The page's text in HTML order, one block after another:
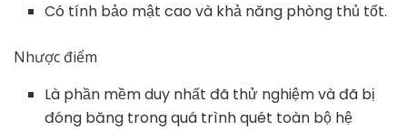
Có tính bảo mật cao và khả năng phòng thủ tốt.
Nhược điểm
Là phần mềm duy nhất đã thử nghiệm và đã bị
đóng băng trong quá trình quét toàn bộ hệ